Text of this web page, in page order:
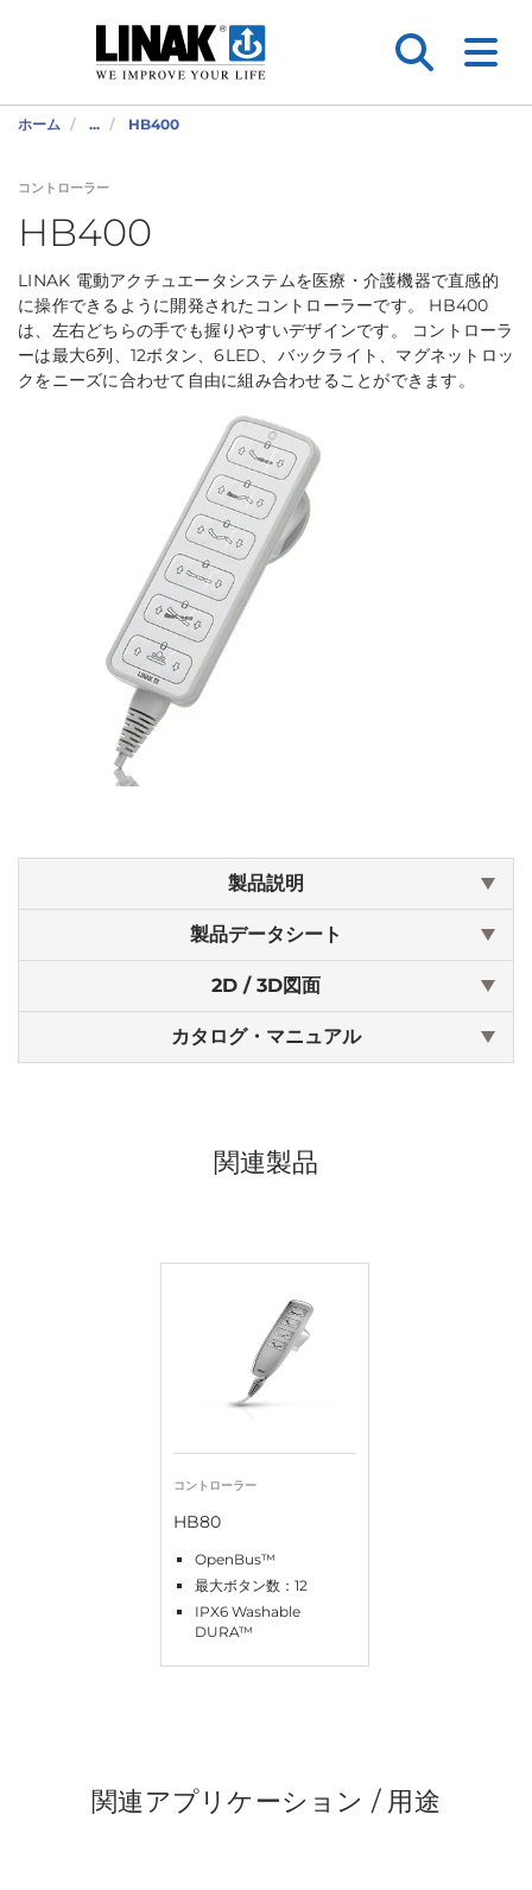
ホーム ... HB400
コントローラー
HB400
LINAK 電動アクチュエータシステムを医療・介護機器で直感的
に操作できるように開発されたコントローラーです。 HB400
は、左右どちらの手でも握りやすいデザインです。 コントローラ
ーは最大6列、12ボタン、6LED、バックライト、マグネットロッ
クをニーズに合わせて自由に組み合わせることができます。
製品説明
製品データシート
2D / 3D図面
カタログ・マニュアル
関連製品
コントローラー
HB80
OpenBus™
最大ボタン数：12
IPX6 Washable
DURA™
関連アプリケーション / 用途